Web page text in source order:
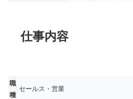
仕事内容
職
種
セールス・営業